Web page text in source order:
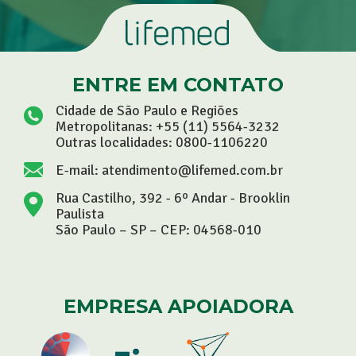
ENTRE EM CONTATO
Cidade de São Paulo e Regiões
Metropolitanas: +55 (11) 5564-3232
Outras localidades: 0800-1106220
E-mail: atendimento@lifemed.com.br
Rua Castilho, 392 - 6º Andar - Brooklin
Paulista
São Paulo – SP – CEP: 04568-010
EMPRESA APOIADORA